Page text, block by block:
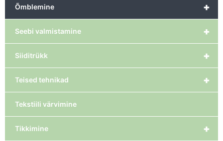
+
Õmblemine
+
Seebi valmistamine
+
Siiditrükk
+
Teised tehnikad
Tekstiili värvimine
+
Tikkimine